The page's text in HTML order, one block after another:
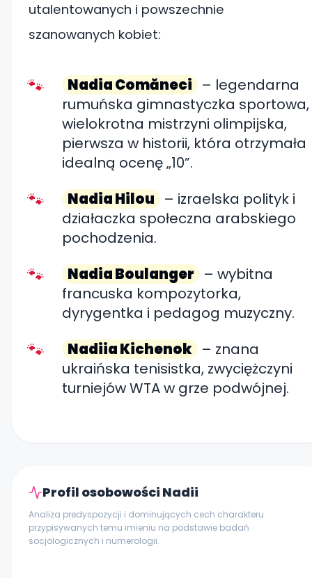
utalentowanych i powszechnie
szanowanych kobiet:
Nadia Comăneci – legendarna
rumuńska gimnastyczka sportowa,
wielokrotna mistrzyni olimpijska,
pierwsza w historii, która otrzymała
idealną ocenę „10”.
Nadia Hilou – izraelska polityk i
działaczka społeczna arabskiego
pochodzenia.
Nadia Boulanger – wybitna
francuska kompozytorka,
dyrygentka i pedagog muzyczny.
Nadiia Kichenok – znana
ukraińska tenisistka, zwyciężczyni
turniejów WTA w grze podwójnej.
Profil osobowości Nadii
Analiza predyspozycji i dominujących cech charakteru
przypisywanych temu imieniu na podstawie badań
socjologicznych i numerologii.